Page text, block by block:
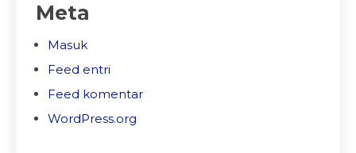
Meta
Masuk
Feed entri
Feed komentar
WordPress.org